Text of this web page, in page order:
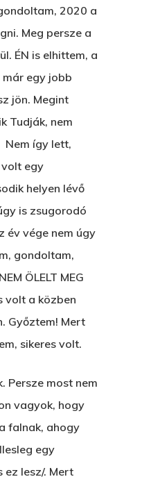
2020 a
Meg persze a
ÉN is elhittem, a
egy jobb
jön. Megint
Tudják, nem
Nem így lett,
egy
helyen lévő
is zsugorodó
év vége nem úgy
gondoltam,
ÖLELT MEG
volt a közben
Győztem! Mert
sikeres volt.
Persze most nem
vagyok, hogy
falnak, ahogy
egy
ez lesz/. Mert